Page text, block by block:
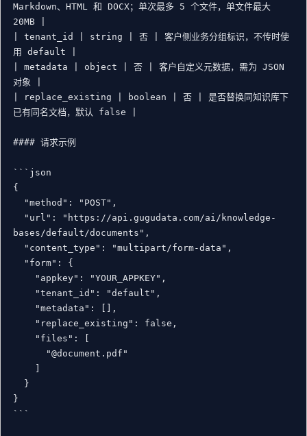
Markdown、HTML 和 DOCX；单次最多 5 个文件，单文件最大
20MB |
| tenant_id | string | 否 | 客户侧业务分组标识，不传时使
用 default |
| metadata | object | 否 | 客户自定义元数据，需为 JSON
对象 |
| replace_existing | boolean | 否 | 是否替换同知识库下
已有同名文档，默认 false |
#### 请求示例
```json
{
bases/default/documents",
}
```